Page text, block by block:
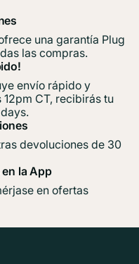
una garantía Plug
las compras.
envío rápido y
CT, recibirás tu
devoluciones de 30
la App
en ofertas